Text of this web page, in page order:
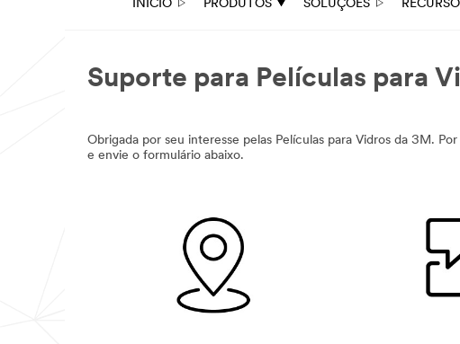
INÍCIO PRODUTOS SOLUÇÕES
Suporte para Películas para
Obrigada por seu interesse pelas Películas para Vidros da 3M.
e envie o formulário abaixo.